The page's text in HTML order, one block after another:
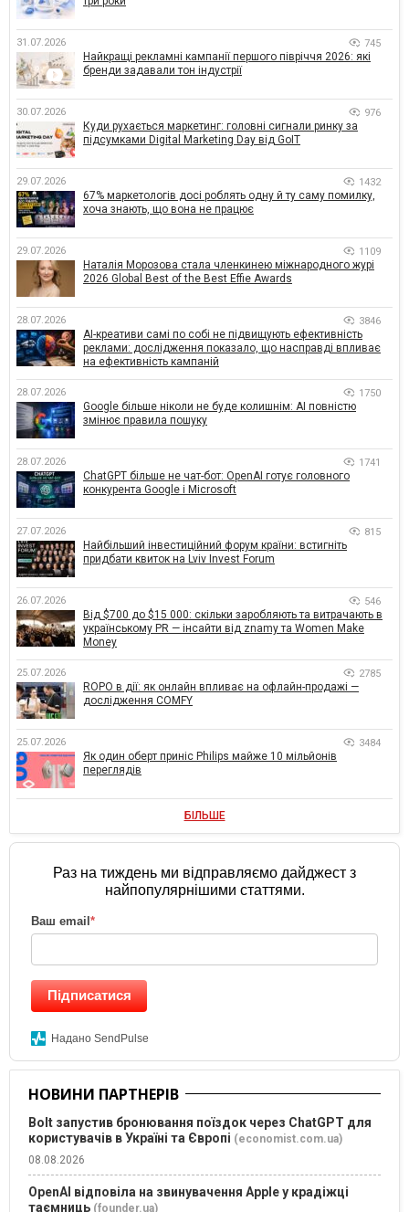
31.07.2026 745
Найкращі рекламні кампанії першого півріччя 2026: які
бренди задавали тон індустрії
30.07.2026 976
Куди рухається маркетинг: головні сигнали ринку за
підсумками Digital Marketing Day від GoIT
29.07.2026 1432
67% маркетологів досі роблять одну й ту саму помилку,
хоча знають, що вона не працює
29.07.2026 1109
Наталія Морозова стала членкинею міжнародного журі
2026 Global Best of the Best Effie Awards
28.07.2026 3846
AI-креативи самі по собі не підвищують ефективність
реклами: дослідження показало, що насправді впливає
на ефективність кампаній
28.07.2026 1750
Google більше ніколи не буде колишнім: AI повністю
змінює правила пошуку
28.07.2026 1741
ChatGPT більше не чат-бот: OpenAI готує головного
конкурента Google і Microsoft
27.07.2026 815
Найбільший інвестиційний форум країни: встигніть
придбати квиток на Lviv Invest Forum
26.07.2026 546
Від $700 до $15 000: скільки заробляють та витрачають в
українському PR — інсайти від znamy та Women Make
Money
25.07.2026 2785
ROPO в дії: як онлайн впливає на офлайн-продажі —
дослідження COMFY
25.07.2026 3484
Як один оберт приніс Philips майже 10 мільйонів
переглядів
БІЛЬШЕ
Раз на тиждень ми відправляємо дайджест з
найпопулярнішими статтями.
Ваш email *
Підписатися
Надано SendPulse
НОВИНИ ПАРТНЕРІВ
Bolt запустив бронювання поїздок через ChatGPT для
користувачів в Україні та Європі (economist.com.ua)
08.08.2026
OpenAI відповіла на звинувачення Apple у крадіжці
таємниць (founder.ua)